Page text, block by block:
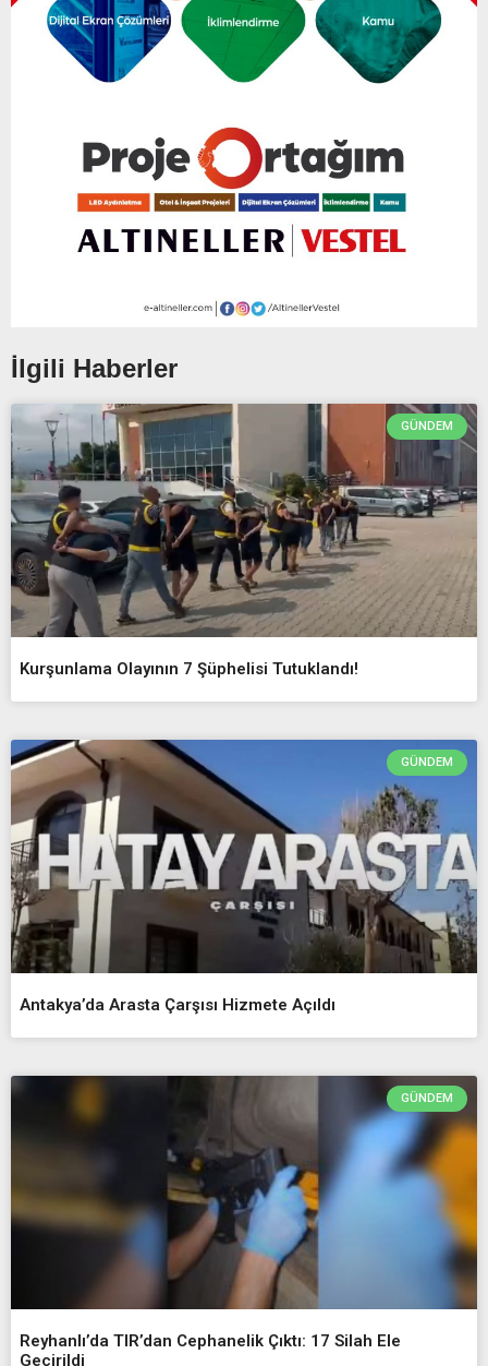
İlgili Haberler
GÜNDEM
Kurşunlama Olayının 7 Şüphelisi Tutuklandı!
GÜNDEM
Antakya’da Arasta Çarşısı Hizmete Açıldı
GÜNDEM
Reyhanlı’da TIR’dan Cephanelik Çıktı: 17 Silah Ele
Geçirildi